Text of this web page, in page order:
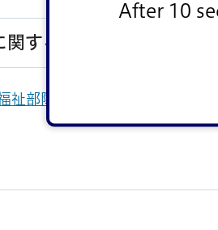
After 10
するお問い合わせ
祉部障害者福祉課